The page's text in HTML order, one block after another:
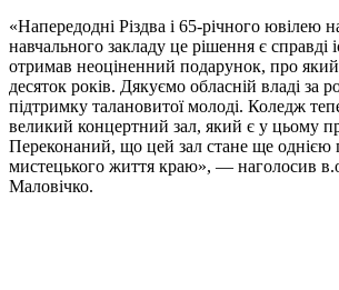
«Напередодні Різдва і 65-річного ювілею
навчального закладу це рішення є
отримав неоціненний подарунок, про
десяток років. Дякуємо обласній владі за
підтримку талановитої молоді. Коледж
великий концертний зал, який є у цьому
Переконаний, що цей зал стане ще однією
мистецького життя краю», — наголосив
Маловічко.